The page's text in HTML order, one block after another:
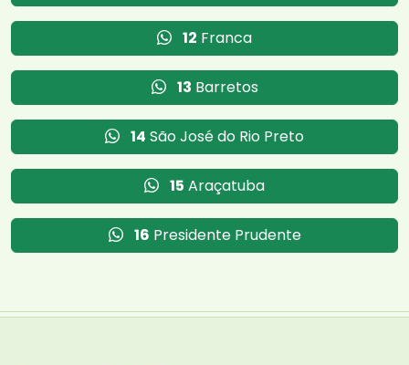
12 Franca
13 Barretos
14 São José do Rio Preto
15 Araçatuba
16 Presidente Prudente